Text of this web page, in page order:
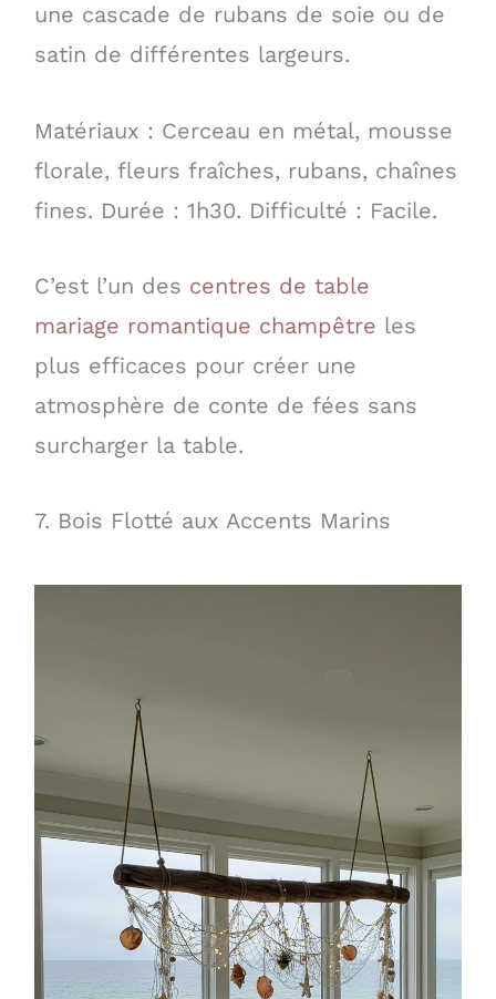
une cascade de rubans de soie ou de
satin de différentes largeurs.
Matériaux : Cerceau en métal, mousse
florale, fleurs fraîches, rubans, chaînes
fines. Durée : 1h30. Difficulté : Facile.
C’est l’un des centres de table
mariage romantique champêtre les
plus efficaces pour créer une
atmosphère de conte de fées sans
surcharger la table.
7. Bois Flotté aux Accents Marins